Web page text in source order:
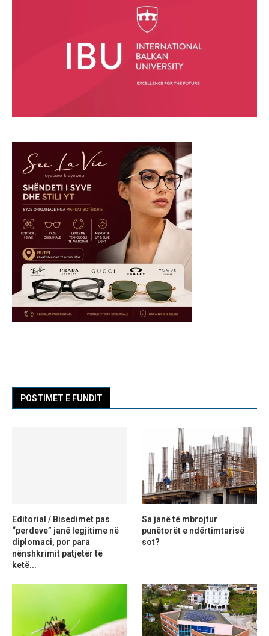
POSTIMET E FUNDIT
Editorial / Bisedimet pas
“perdeve” janë legjitime në
diplomaci, por para
nënshkrimit patjetër të
ketë...
Sa janë të mbrojtur
punëtorët e ndërtimtarisë
sot?